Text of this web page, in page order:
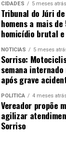
CIDADES 5 meses atrás
Tribunal do Júri
homens a mais
homicídio brutal
NOTÍCIAS 5 meses
Sorriso:
semana
após grave
POLÍTICA 4 meses
Vereador propõe
agilizar
Sorriso